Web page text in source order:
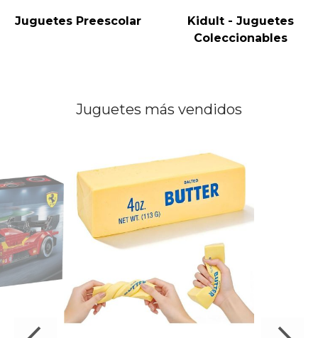
Juguetes Preescolar
Kidult - Juguetes
Coleccionables
Juguetes más vendidos